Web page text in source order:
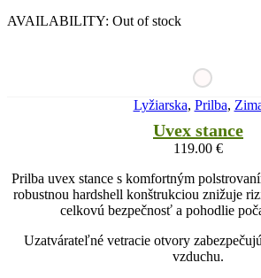
AVAILABILITY: Out of stock
Lyžiarska, Prilba,
Uvex stance
119.00 €
Prilba uvex stance s komfortným
robustnou hardshell konštrukciou znižuje
celkovú bezpečnosť a pohodlie
Uzatvárateľné vetracie otvory
vzduchu.